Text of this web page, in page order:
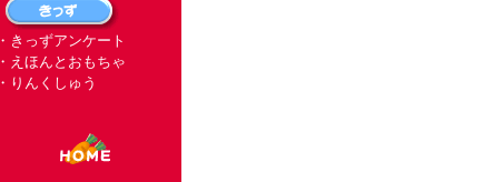
・きっずアンケート
・えほんとおもちゃ
・りんくしゅう